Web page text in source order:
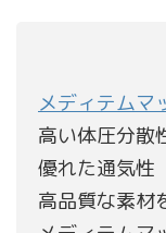
メディテムマ
高い体圧分散
優れた通気性
高品質な素材